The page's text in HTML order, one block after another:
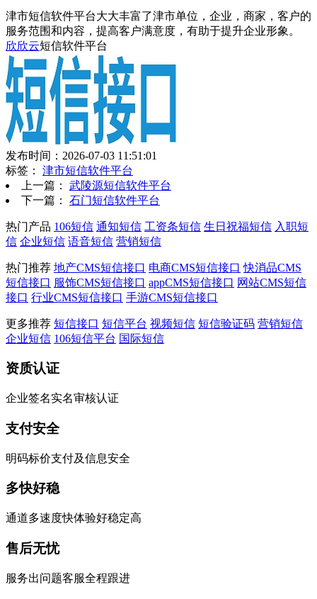
津市短信软件平台大大丰富了津市单位，企业，商家，客户的
服务范围和内容，提高客户满意度，有助于提升企业形象。
欣欣云短信软件平台
发布时间：2026-07-03 11:51:01
标签： 津市短信软件平台
上一篇： 武陵源短信软件平台
下一篇： 石门短信软件平台
热门产品 106短信 通知短信 工资条短信 生日祝福短信 入职短
信 企业短信 语音短信 营销短信
热门推荐 地产CMS短信接口 电商CMS短信接口 快消品CMS
短信接口 服饰CMS短信接口 appCMS短信接口 网站CMS短信
接口 行业CMS短信接口 手游CMS短信接口
更多推荐 短信接口 短信平台 视频短信 短信验证码 营销短信
企业短信 106短信平台 国际短信
资质认证
企业签名实名审核认证
支付安全
明码标价支付及信息安全
多快好稳
通道多速度快体验好稳定高
售后无忧
服务出问题客服全程跟进